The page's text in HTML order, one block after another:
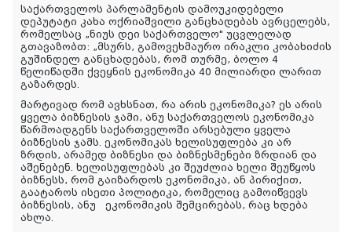
საქართველოს პარლამენტის დამოუკიდებელი
დეპუტატი კახა ოქრიაშვილი განცხადებას ავრცელებს,
რომელსაც „ნიუს დეი საქართველო" უცვლელად
გთავაზობთ: „მსურს, გამოვეხმაურო ირაკლი კობახიძის
გუშინდელ განცხადებას, რომ თურმე, ბოლო 4
წელიწადში ქვეყნის ეკონომიკა 40 მილიარდი ლარით
გაზარდეს.
მარტივად რომ ავხსნათ, რა არის ეკონომიკა? ეს არის
ყველა ბიზნესის ჯამი, ანუ საქართველოს ეკონომიკა
წარმოადგენს საქართველოში არსებული ყველა
ბიზნესის ჯამს. ეკონომიკას ხელისუფლება კი არ
ზრდის, არამედ ბიზნესი და ბიზნესმენები ზრდიან და
აშენებენ. ხელისუფლებას კი შეუძლია ხელი შეუწყოს
ბიზნესს, რომ გაიზარდოს ეკონომიკა, ან პირიქით,
გაატაროს ისეთი პოლიტიკა, რომელიც გამოიწვევს
ბიზნესის, ანუ ეკონომიკის შემცირებას, რაც ხდება
ახლა.